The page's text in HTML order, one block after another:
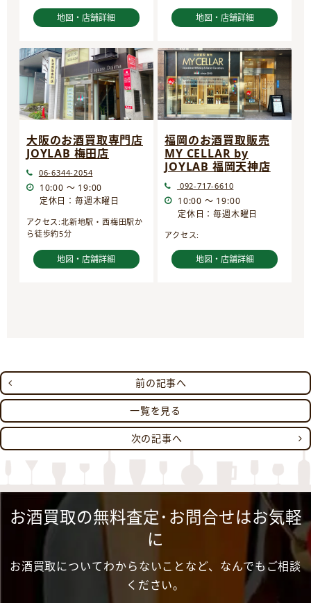
地図・店舗詳細 地図・店舗詳細
大阪のお酒買取専門店
JOYLAB 梅田店
06-6344-2054
10:00 ～ 19:00
定休日：毎週木曜日
アクセス:北新地駅・西梅田駅か
ら徒歩約5分
地図・店舗詳細
福岡のお酒買取販売
MY CELLAR by
JOYLAB 福岡天神店
092-717-6610
10:00 ～ 19:00
定休日：毎週木曜日
アクセス:
地図・店舗詳細
前の記事へ
一覧を見る
次の記事へ
お酒買取の無料査定･お問合せはお気軽
に
お酒買取についてわからないことなど、なんでもご相談
ください。